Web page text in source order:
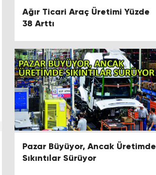
Ağır Ticari Araç Üretimi Yüzde
38 Arttı
Pazar Büyüyor, Ancak Üretimde
Sıkıntılar Sürüyor